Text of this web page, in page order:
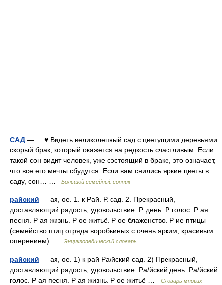
САД — ♥ Видеть великолепный сад с цветущими деревьями
скорый брак, который окажется на редкость счастливым. Если
такой сон видит человек, уже состоящий в браке, это означает,
что все его мечты сбудутся. Если вам снились яркие цветы в
саду, сон… …
Большой семейный сонник
райский — ая, ое. 1. к Рай. Р. сад. 2. Прекрасный,
доставляющий радость, удовольствие. Р. день. Р. голос. Р ая
песня. Р ая жизнь. Р ое житьё. Р ое блаженство. Р ие птицы
(семейство птиц отряда воробьиных с очень ярким, красивым
оперением) …
Энциклопедический словарь
райский — ая, ое. 1) к рай Ра/йский сад. 2) Прекрасный,
доставляющий радость, удовольствие. Ра/йский день. Ра/йский
голос. Р ая песня. Р ая жизнь. Р ое житьё …
Словарь многих